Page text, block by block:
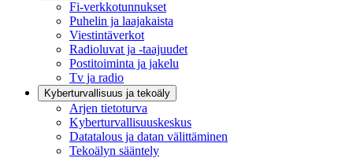
Fi-verkkotunnukset
Puhelin ja laajakaista
Viestintäverkot
Radioluvat ja -taajuudet
Postitoiminta ja jakelu
Tv ja radio
Kyberturvallisuus ja tekoäly
Arjen tietoturva
Kyberturvallisuuskeskus
Datatalous ja datan välittäminen
Tekoälyn sääntely